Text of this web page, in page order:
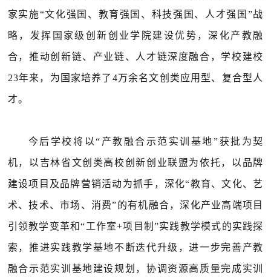
家实施“文化强国、教育强国、科技强国、人才强国”战
略，发挥国家级创新创业学院建设优势，深化产教融
合，推动创新链、产业链、人才链深度融合，学校建校
23年来，为国家培养了4万余名文创类应用型、复合型人
才。
今后学校将以“产教融合示范实训基地”获批为契
机，以吉林省文创类高校创新创业联盟为依托，以品牌
建设项目及品牌营销活动为抓手，深化“教育、文化、艺
术、技术、市场、消费”的有机融合，深化产业高端项目
引领教学变革和“工作室+项目制”实践教学模式的实践探
索，推进实践教学基地不断迭代升级，进一步完善产教
融合示范实训基地建设规划，协调资源高质量完成实训